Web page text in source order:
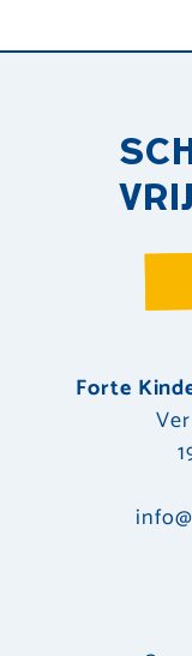
Forte